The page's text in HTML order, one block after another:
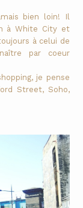
bien loin! Il
à White City et
à celui de
par coeur
je pense
Street, Soho,